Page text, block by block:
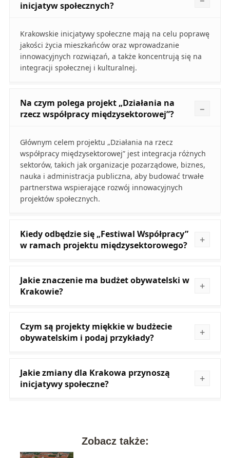
inicjatyw społecznych?
Krakowskie inicjatywy społeczne mają na celu poprawę
jakości życia mieszkańców oraz wprowadzanie
innowacyjnych rozwiązań, a także koncentrują się na
integracji społecznej i kulturalnej.
Na czym polega projekt „Działania na
rzecz współpracy międzysektorowej”?
Głównym celem projektu „Działania na rzecz
współpracy międzysektorowej” jest integracja różnych
sektorów, takich jak organizacje pozarządowe, biznes,
nauka i administracja publiczna, aby budować trwałe
partnerstwa wspierające rozwój innowacyjnych
projektów społecznych.
Kiedy odbędzie się „Festiwal Współpracy”
w ramach projektu międzysektorowego?
Jakie znaczenie ma budżet obywatelski w
Krakowie?
Czym są projekty miękkie w budżecie
obywatelskim i podaj przykłady?
Jakie zmiany dla Krakowa przynoszą
inicjatywy społeczne?
Zobacz także: